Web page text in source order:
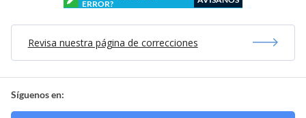
ERROR?
Revisa nuestra página de correcciones
Síguenos en: